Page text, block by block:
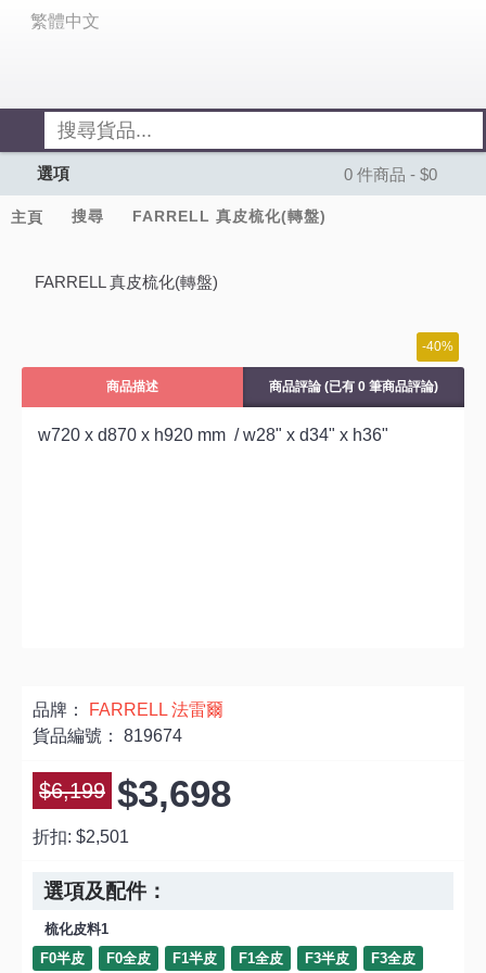
繁體中文
0 件商品 - $0
選項
主頁 搜尋 FARRELL 真皮梳化(轉盤)
FARRELL 真皮梳化(轉盤)
-40%
商品描述 商品評論 (已有 0 筆商品評論)
w720 x d870 x h920 mm / w28" x d34" x h36"
品牌：
FARRELL 法雷爾
貨品編號： 819674
$6,199 $3,698
折扣: $2,501
選項及配件：
梳化皮料1
F0半皮
F0全皮 F1半皮 F1全皮 F3半皮 F3全皮